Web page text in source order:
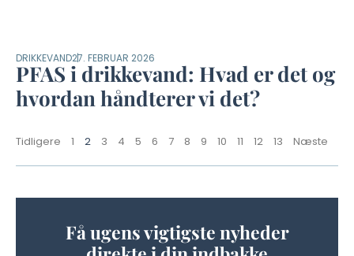
DRIKKEVAND27. FEBRUAR 2026
PFAS i drikkevand: Hvad er det og
hvordan håndterer vi det?
Tidligere 1 2 3 4 5 6 7 8 9 10 11 12 13 Næste
Få ugens vigtigste nyheder